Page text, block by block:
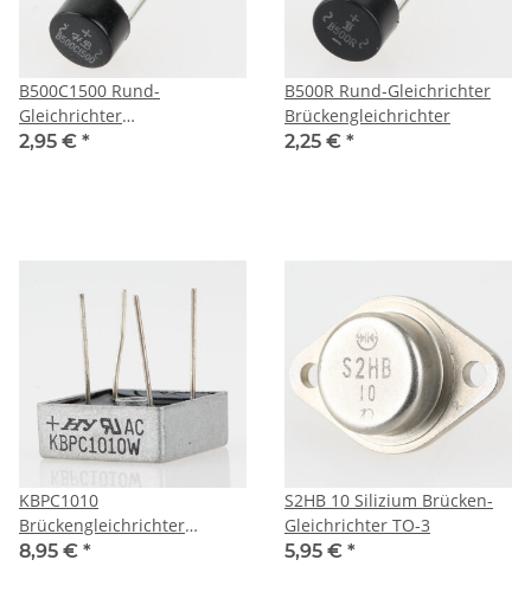
B500C1500 Rund-
Gleichrichter
Brückengleichrichter
2,95 € *
B500R Rund-Gleichrichter
Brückengleichrichter
2,25 € *
KBPC1010
Brückengleichrichter
10A/1000V
8,95 € *
S2HB 10 Silizium Brücken-
Gleichrichter TO-3
5,95 € *